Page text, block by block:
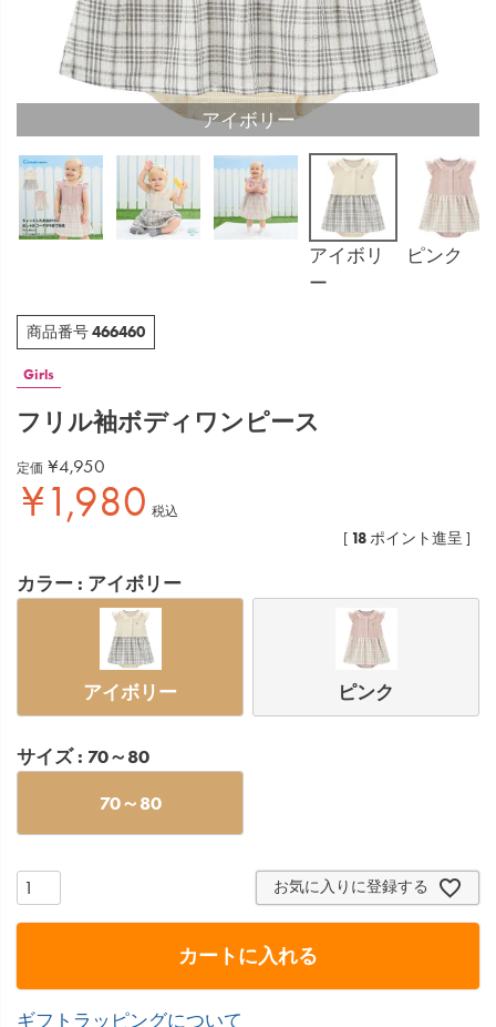
アイボリー
アイボリ
ー
ピンク
商品番号466460
Girls
フリル袖ボディワンピース
定価 ¥4,950
¥1,980 税込
[ 18ポイント進呈 ]
カラー アイボリー
アイボリー ピンク
サイズ 70～80
70～80
お気に入りに登録する
カートに入れる
ギフトラッピングについて